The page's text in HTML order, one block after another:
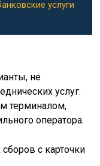
услуги
не
услуг.
терминалом,
оператора.
с карточки